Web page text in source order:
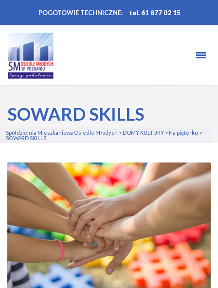
POGOTOWIE TECHNICZNE: tel. 61 877 02 15
SOWARD SKILLS
Spółdzielnia Mieszkaniowa Osiedle Młodych > DOMY KULTURY > Na pięterku >
SOWARD SKILLS